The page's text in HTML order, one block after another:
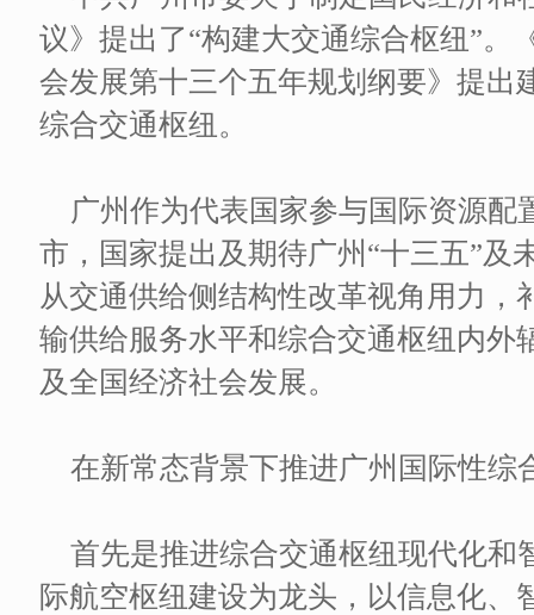
议》提出了“构建大交通综合枢纽”。
会发展第十三个五年规划纲要》提出
综合交通枢纽。
广州作为代表国家参与国际资源
市，国家提出及期待广州“十三五”及
从交通供给侧结构性改革视角用力，
输供给服务水平和综合交通枢纽内外
及全国经济社会发展。
在新常态背景下推进广州国际性综
首先是推进综合交通枢纽现代化和
际航空枢纽建设为龙头，以信息化、